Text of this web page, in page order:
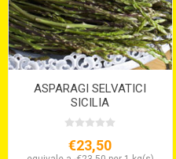
ASPARAGI SELVATICI
SICILIA
€23,50